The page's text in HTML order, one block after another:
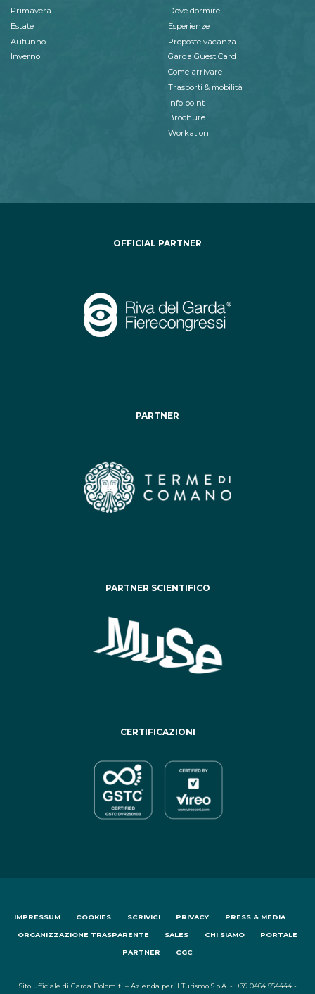
Primavera
Estate
Autunno
Inverno
Dove dormire
Esperienze
Proposte vacanza
Garda Guest Card
Come arrivare
Trasporti & mobilità
Info point
Brochure
Workation
OFFICIAL PARTNER
PARTNER
PARTNER SCIENTIFICO
CERTIFICAZIONI
IMPRESSUM COOKIES SCRIVICI PRIVACY PRESS & MEDIA
ORGANIZZAZIONE TRASPARENTE SALES CHI SIAMO PORTALE
PARTNER CGC
Sito ufficiale di Garda Dolomiti – Azienda per il Turismo S.p.A. - +39 0464 554444 -